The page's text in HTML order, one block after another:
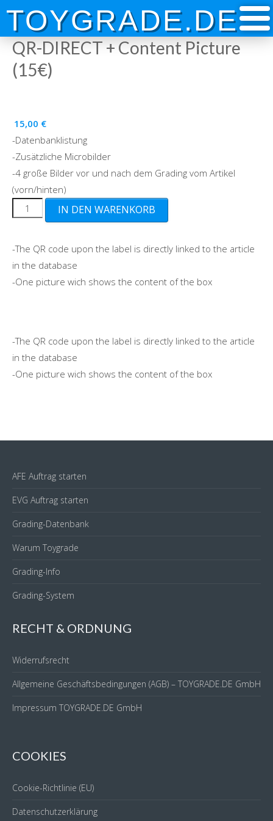
Skip
content
TOYGRADE.DE
QR-DIRECT + Content Picture
(15€)
15,00 €
-Datenbanklistung
-Zusätzliche Microbilder
-4 große Bilder vor und nach dem Grading vom Artikel
(vorn/hinten)
QR-
Content
Picture
(15€)
IN DEN WARENKORB
-The QR code upon the label is directly linked to the article
in the database
-One picture wich shows the content of the box
-The QR code upon the label is directly linked to the article
in the database
-One picture wich shows the content of the box
AFE Auftrag starten
EVG Auftrag starten
Grading-Datenbank
Warum Toygrade
Grading-Info
Grading-System
RECHT & ORDNUNG
Widerrufsrecht
Allgemeine Geschäftsbedingungen (AGB) – TOYGRADE.DE GmbH
Impressum TOYGRADE.DE GmbH
COOKIES
Cookie-Richtlinie (EU)
Datenschutzerklärung